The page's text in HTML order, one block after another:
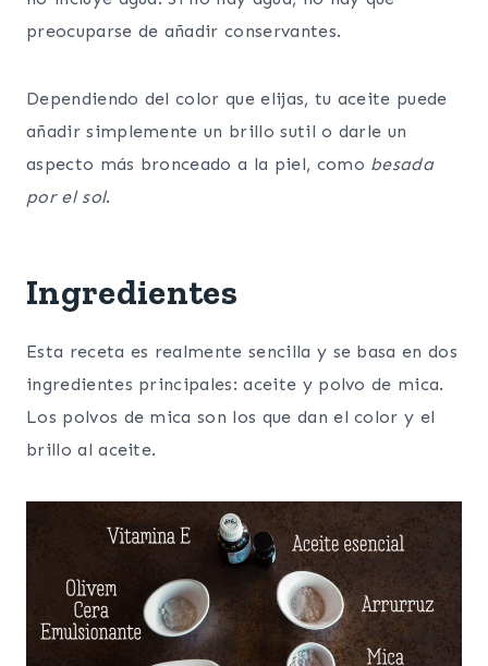
preocuparse de añadir conservantes.
Dependiendo del color que elijas, tu aceite puede
añadir simplemente un brillo sutil o darle un
aspecto más bronceado a la piel, como besada
por el sol.
Ingredientes
Esta receta es realmente sencilla y se basa en dos
ingredientes principales: aceite y polvo de mica.
Los polvos de mica son los que dan el color y el
brillo al aceite.